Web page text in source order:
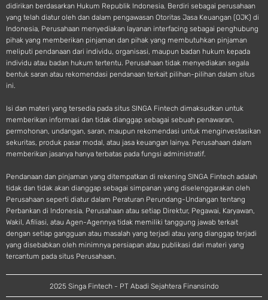
didirikan berdasarkan Hukum Republik Indonesia. Berdiri sebagai perusahaan
yang telah diatur oleh dan dalam pengawasan Otoritas Jasa Keuangan (OJK) di
Indonesia, Perusahaan menyediakan layanan interfacing sebagai penghubung
pihak yang memberikan pinjaman dan pihak yang membutuhkan pinjaman
meliputi pendanaan dari individu, organisasi, maupun badan hukum kepada
individu atau badan hukum tertentu. Perusahaan tidak menyediakan segala
bentuk saran atau rekomendasi pendanaan terkait pilihan-pilihan dalam situs
ini.
Isi dan materi yang tersedia pada situs SINGA Fintech dimaksudkan untuk
memberikan informasi dan tidak dianggap sebagai sebuah penawaran,
permohonan, undangan, saran, maupun rekomendasi untuk menginvestasikan
sekuritas, produk pasar modal, atau jasa keuangan lainya. Perusahaan dalam
memberikan jasanya hanya terbatas pada fungsi administratif.
Pendanaan dan pinjaman yang ditempatkan di rekening SINGA Fintech adalah
tidak dan tidak akan dianggap sebagai simpanan yang diselenggarakan oleh
Perusahaan seperti diatur dalam Peraturan Perundang-Undangan tentang
Perbankan di Indonesia. Perusahaan atau setiap Direktur, Pegawai, Karyawan,
Wakil, Afiliasi, atau Agen-Agennya tidak memiliki tanggung jawab terkait
dengan setiap gangguan atau masalah yang terjadi atau yang dianggap terjadi
yang disebabkan oleh minimnya persiapan atau publikasi dari materi yang
tercantum pada situs Perusahaan.
2025 Singa Fintech - PT Abadi Sejahtera Finansindo